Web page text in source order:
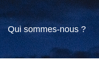
Qui sommes-nous ?